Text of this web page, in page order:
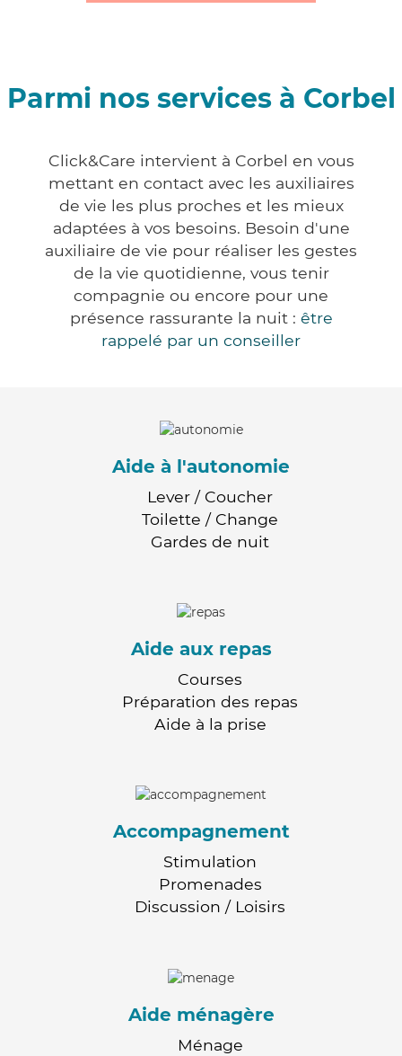
Parmi nos services à Corbel
Click&Care intervient à Corbel en vous
mettant en contact avec les auxiliaires
de vie les plus proches et les mieux
adaptées à vos besoins. Besoin d'une
auxiliaire de vie pour réaliser les gestes
de la vie quotidienne, vous tenir
compagnie ou encore pour une
présence rassurante la nuit : être
rappelé par un conseiller
Aide à l'autonomie
Lever / Coucher
Toilette / Change
Gardes de nuit
Aide aux repas
Courses
Préparation des repas
Aide à la prise
Accompagnement
Stimulation
Promenades
Discussion / Loisirs
Aide ménagère
Ménage